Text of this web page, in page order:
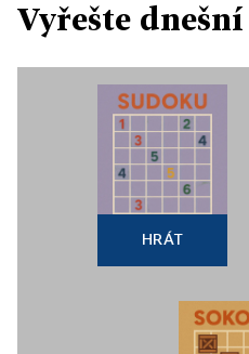
Vyřešte
HRÁT